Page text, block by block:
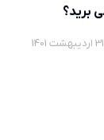
برید؟
31 اردیبهشت 1401